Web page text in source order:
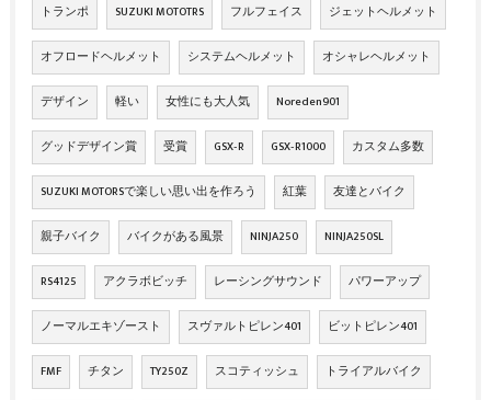
トランポ SUZUKI MOTOTRS フルフェイス ジェットヘルメット
オフロードヘルメット システムヘルメット オシャレヘルメット
デザイン 軽い 女性にも大人気 Noreden901
グッドデザイン賞 受賞 GSX‐R GSX‐R1000 カスタム多数
SUZUKI MOTORSで楽しい思い出を作ろう 紅葉 友達とバイク
親子バイク バイクがある風景 NINJA250 NINJA250SL
RS4125 アクラボビッチ レーシングサウンド パワーアップ
ノーマルエキゾースト スヴァルトピレン401 ビットピレン401
FMF チタン TY250Z スコティッシュ トライアルバイク